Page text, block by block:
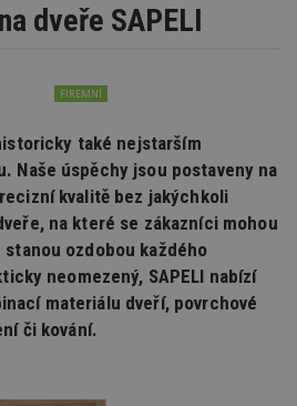
dveře SAPELI
FIREMNÍ
také nejstarším
Naše úspěchy jsou postaveny na
kvalitě bez jakýchkoli
na které se zákazníci mohou
ozdobou každého
neomezený, SAPELI nabízí
materiálu dveří, povrchové
či kování.